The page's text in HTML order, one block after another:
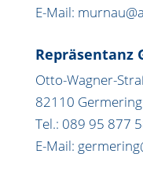
E-Mail:
Repräsentanz
Otto-Wagner-
82110 Germering
Tel.: 089 95 877
E-Mail: